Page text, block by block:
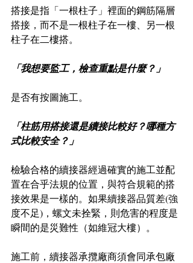
搭接是指「一根柱子」裡面的鋼筋隔層
搭接，而不是一根柱子在一樓、另一根
柱子在二樓搭。
「我想要監工，檢查重點是什麼？」
是否有按圖施工。
「柱筋用搭接還是續接比較好？哪種方
式比較安全？」
檢驗合格的續接器經過確實的施工並配
置在合乎法規的位置，與符合規範的搭
接效果是一樣的。如果續接器品質差(強
度不足)，螺文未拴緊，則危害的程度是
瞬間的是災難性（如維冠大樓）。
施工前，續接器承攬廠商須會同承包廠